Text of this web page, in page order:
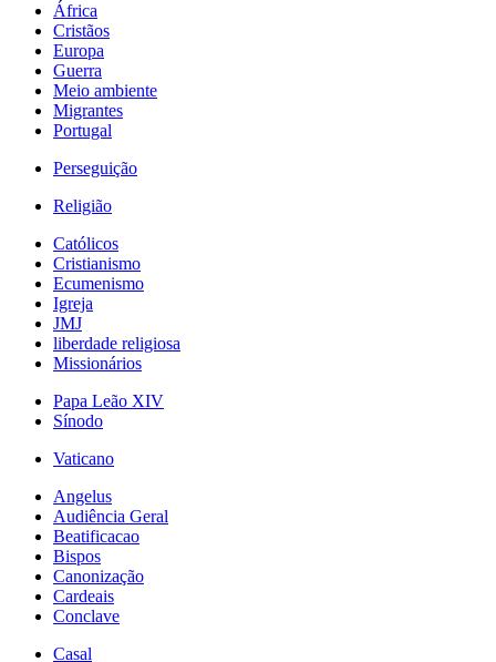
África
Cristãos
Europa
Guerra
Meio ambiente
Migrantes
Portugal
Perseguição
Religião
Católicos
Cristianismo
Ecumenismo
Igreja
JMJ
liberdade religiosa
Missionários
Papa Leão XIV
Sínodo
Vaticano
Angelus
Audiência Geral
Beatificacao
Bispos
Canonização
Cardeais
Conclave
Casal